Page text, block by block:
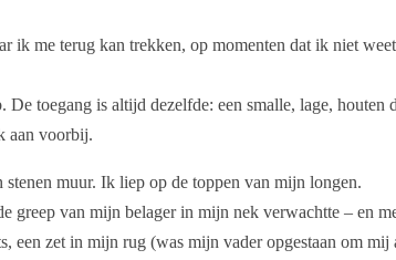
ik me terug kan trekken, op momenten dat ik niet
toegang is altijd dezelfde: een smalle, lage, houten
aan voorbij.
muur. Ik liep op de toppen van mijn longen.
greep van mijn belager in mijn nek verwachtte – en
een zet in mijn rug (was mijn vader opgestaan om mij